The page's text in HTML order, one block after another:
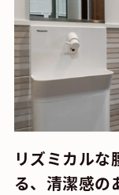
リズミカルな
る、清潔感の